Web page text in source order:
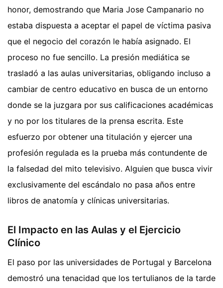
honor, demostrando que Maria Jose Campanario no
estaba dispuesta a aceptar el papel de víctima pasiva
que el negocio del corazón le había asignado. El
proceso no fue sencillo. La presión mediática se
trasladó a las aulas universitarias, obligando incluso a
cambiar de centro educativo en busca de un entorno
donde se la juzgara por sus calificaciones académicas
y no por los titulares de la prensa escrita. Este
esfuerzo por obtener una titulación y ejercer una
profesión regulada es la prueba más contundente de
la falsedad del mito televisivo. Alguien que busca vivir
exclusivamente del escándalo no pasa años entre
libros de anatomía y clínicas universitarias.
El Impacto en las Aulas y el Ejercicio
Clínico
El paso por las universidades de Portugal y Barcelona
demostró una tenacidad que los tertulianos de la tarde